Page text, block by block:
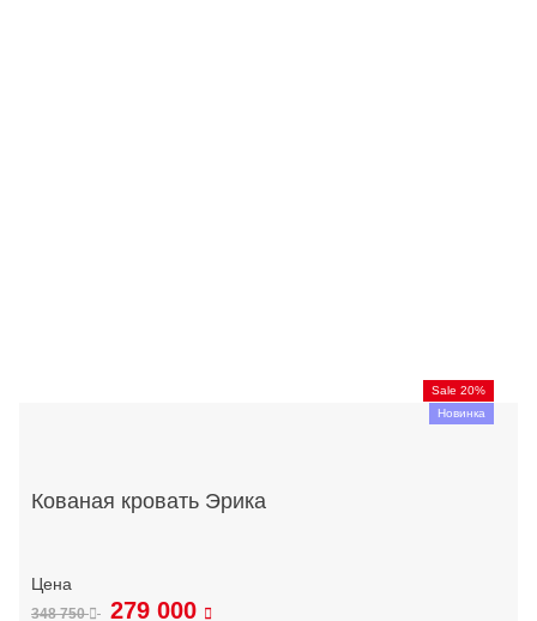
Sale 20%
Новинка
Кованая кровать Эрика
348 750 279 000